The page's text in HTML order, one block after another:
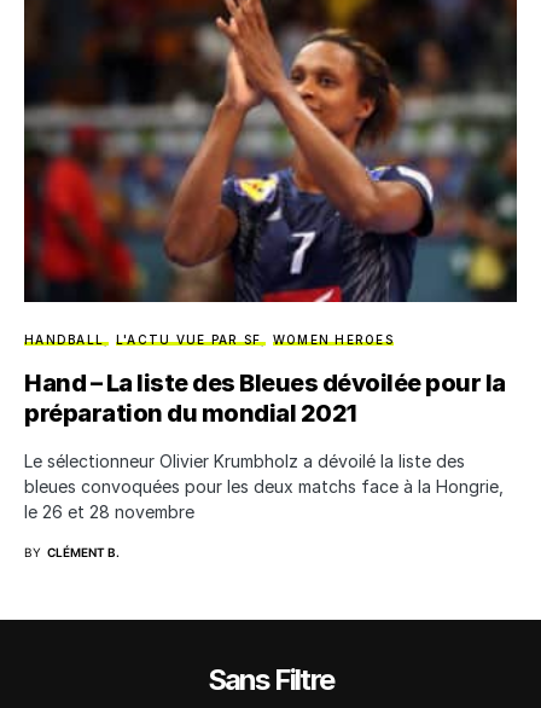
HANDBALL L'ACTU VUE PAR SF WOMEN HEROES
Hand – La liste des Bleues dévoilée pour la
préparation du mondial 2021
Le sélectionneur Olivier Krumbholz a dévoilé la liste des
bleues convoquées pour les deux matchs face à la Hongrie,
le 26 et 28 novembre
BY CLÉMENT B.
Sans Filtre